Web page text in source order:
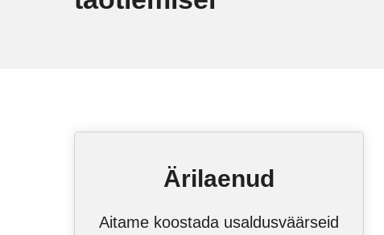
Ärilaenud
Aitame koostada usaldusväärseid